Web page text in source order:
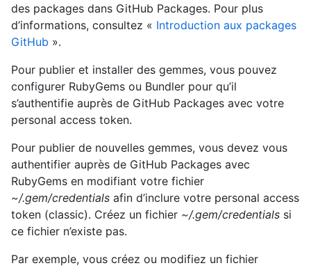
des packages dans GitHub Packages. Pour plus
d’informations, consultez « Introduction aux packages
GitHub ».
Pour publier et installer des gemmes, vous pouvez
configurer RubyGems ou Bundler pour qu’il
s’authentifie auprès de GitHub Packages avec votre
personal access token.
Pour publier de nouvelles gemmes, vous devez vous
authentifier auprès de GitHub Packages avec
RubyGems en modifiant votre fichier
~/.gem/credentials afin d’inclure votre personal access
token (classic). Créez un fichier ~/.gem/credentials si
ce fichier n’existe pas.
Par exemple, vous créez ou modifiez un fichier